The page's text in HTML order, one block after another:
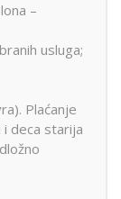
–
usluga;
Plaćanje
i deca starija